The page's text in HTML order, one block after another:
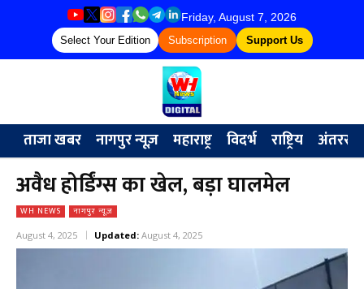
Friday, August 7, 2026
Select Your Edition Subscription Support Us
ताजा खबर नागपुर न्यूज़ महाराष्ट्र विदर्भ राष्ट्रिय
अवैध होर्डिंग्स का खेल, बड़ा घालमेल
WH NEWS नागपुर न्यूज़
August 4, 2025 Updated: August 4, 2025